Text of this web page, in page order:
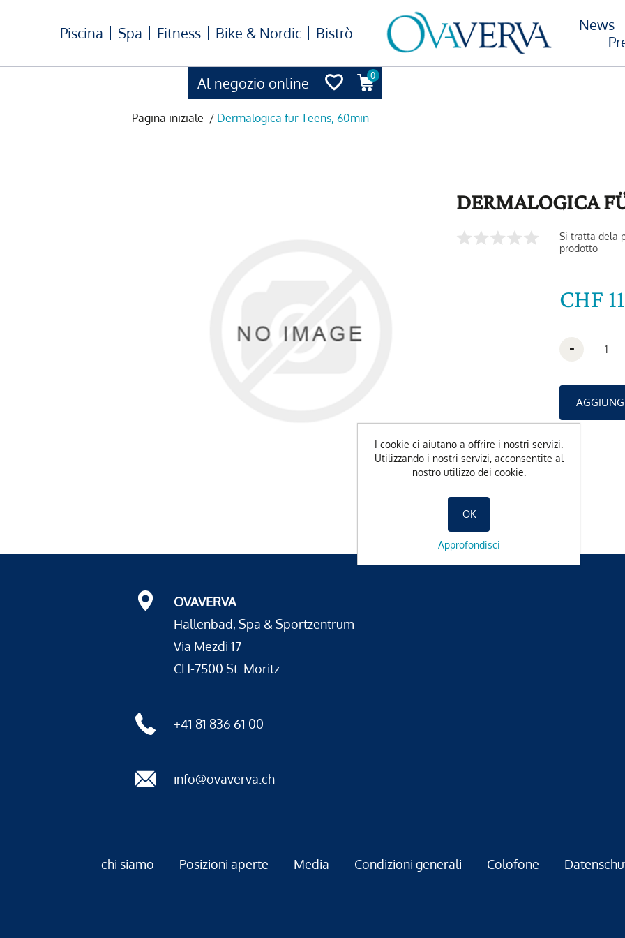
Al negozio online 0
Piscina Spa Fitness Bike & Nordic Bistrò
News
Pagina iniziale / Dermalogica für Teens, 60min
DERMALOGICA
Si tratta dela
prodotto
CHF
-
OVAVERVA
Hallenbad, Spa & Sportzentrum
Via Mezdi 17
CH-7500 St. Moritz
+41 81 836 61 00
info@ovaverva.ch
chi siamo Posizioni aperte Media Condizioni generali Colofone
I cookie ci aiutano a offrire i nostri servizi.
Utilizzando i nostri servizi, acconsentite al
nostro utilizzo dei cookie.
OK
Approfondisci